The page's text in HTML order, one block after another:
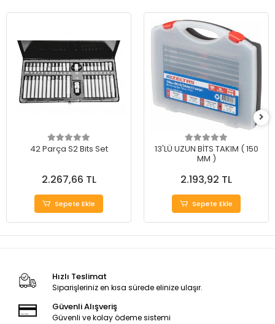
42 Parça S2 Bits Set
2.267,66 TL
Sepete Ekle
13'LÜ UZUN BİTS TAKIM ( 150
MM )
2.193,92 TL
Sepete Ekle
Hızlı Teslimat
Siparişleriniz en kısa sürede elinize ulaşır.
Güvenli Alışveriş
Güvenli ve kolay ödeme sistemi